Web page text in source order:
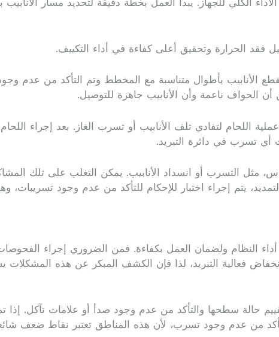
الكلي للجهاز. يبدأ العمل بخطة دقيقة لتحديد مسار
فقد الحرارة وتحقيق أعلى كفاءة في أداء التكييف.
تُقطع الأنابيب بأطوال متناسبة مع المخطط وتم التأكد من عدم
أن الحواف ناعمة وأن الأنابيب جاهزة للتوصيل.
اللحام لتفادي تلف الأنابيب أو تسرب الغاز. بعد إجراء
أي تسرب في دائرة التبريد.
مثل التسرب أو انسداد الأنابيب. يمكن التغلب على تلك
يتم إجراء اختبار للإحكام للتأكد من عدم وجود تسريبات،
أداء النظام ولضمان العمل بكفاءة. فمن الضروري إجراء
فعالية التبريد، لذا فإن الكشف المبكر عن هذه
حالة سطحها والتأكد من عدم وجود صدأ أو علامات تآكل. إذا
من عدم وجود تسرب، لأن هذه المناطق تعتبر نقاط ضعف